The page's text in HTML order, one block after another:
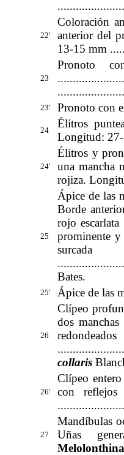
.
22'
Coloración
anterior del
13-15 mm
23
Pronoto
.....................
23' Pronoto con
24
Élitros
Longitud:
24'
Élitros y
una mancha
rojiza.
25
Ápice de las
Borde
rojo
prominente
Bates.
25' Ápice de las
26
Clípeo
dos
collaris
26'
Clípeo
con
27
Mandíbulas
Uñas